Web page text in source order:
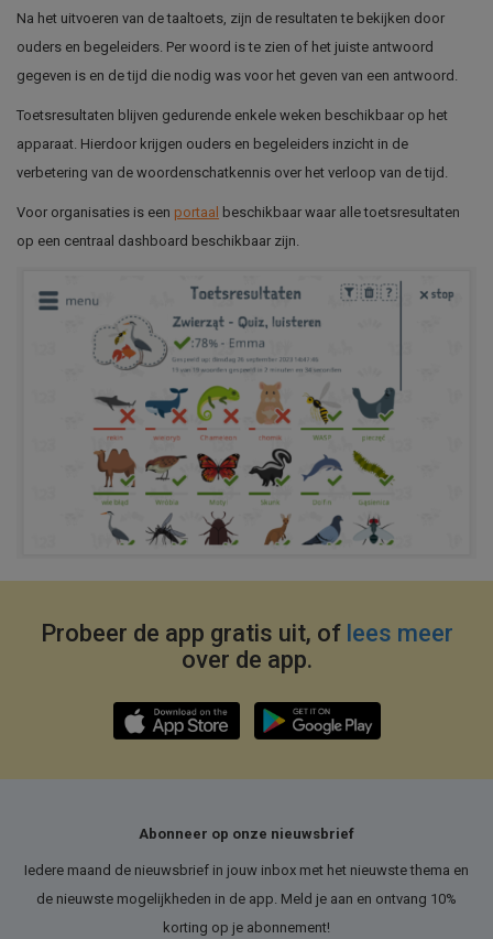
Na het uitvoeren van de taaltoets, zijn de resultaten te bekijken door
ouders en begeleiders. Per woord is te zien of het juiste antwoord
gegeven is en de tijd die nodig was voor het geven van een antwoord.
Toetsresultaten blijven gedurende enkele weken beschikbaar op het
apparaat. Hierdoor krijgen ouders en begeleiders inzicht in de
verbetering van de woordenschatkennis over het verloop van de tijd.
Voor organisaties is een portaal beschikbaar waar alle toetsresultaten
op een centraal dashboard beschikbaar zijn.
Probeer de app gratis uit, of lees meer
over de app.
Abonneer op onze nieuwsbrief
Iedere maand de nieuwsbrief in jouw inbox met het nieuwste thema en
de nieuwste mogelijkheden in de app. Meld je aan en ontvang 10%
korting op je abonnement!